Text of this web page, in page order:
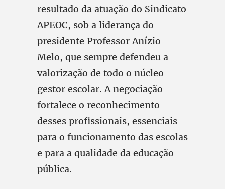
resultado da atuação do Sindicato
APEOC, sob a liderança do
presidente Professor Anízio
Melo, que sempre defendeu a
valorização de todo o núcleo
gestor escolar. A negociação
fortalece o reconhecimento
desses profissionais, essenciais
para o funcionamento das escolas
e para a qualidade da educação
pública.